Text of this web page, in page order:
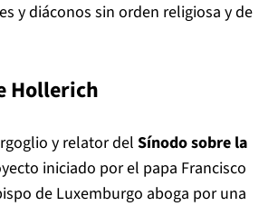
y diáconos sin orden religiosa y de
Hollerich
y relator del Sínodo sobre la
iniciado por el papa Francisco
de Luxemburgo aboga por una